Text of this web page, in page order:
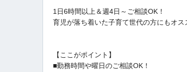
1日6時間以上＆週4日～ご相談OK！
育児が落ち着いた子育て世代の方にもオス
【ここがポイント】
■勤務時間や曜日のご相談OK！